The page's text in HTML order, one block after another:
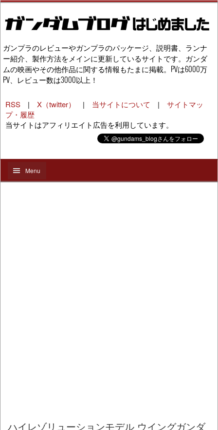
ガンプラのレビューやガンプラのパッケージ、説明書、ランナ
ー紹介、製作方法をメインに更新しているサイトです。ガンダ
ムの映画やその他作品に関する情報もたまに掲載。PVは6000万
PV、レビュー数は3000以上！
RSS | X（twitter） | 当サイトについて | サイトマッ
プ・履歴
当サイトはアフィリエイト広告を利用しています。
Menu
ハイレゾリューションモデル ウイングガンダ